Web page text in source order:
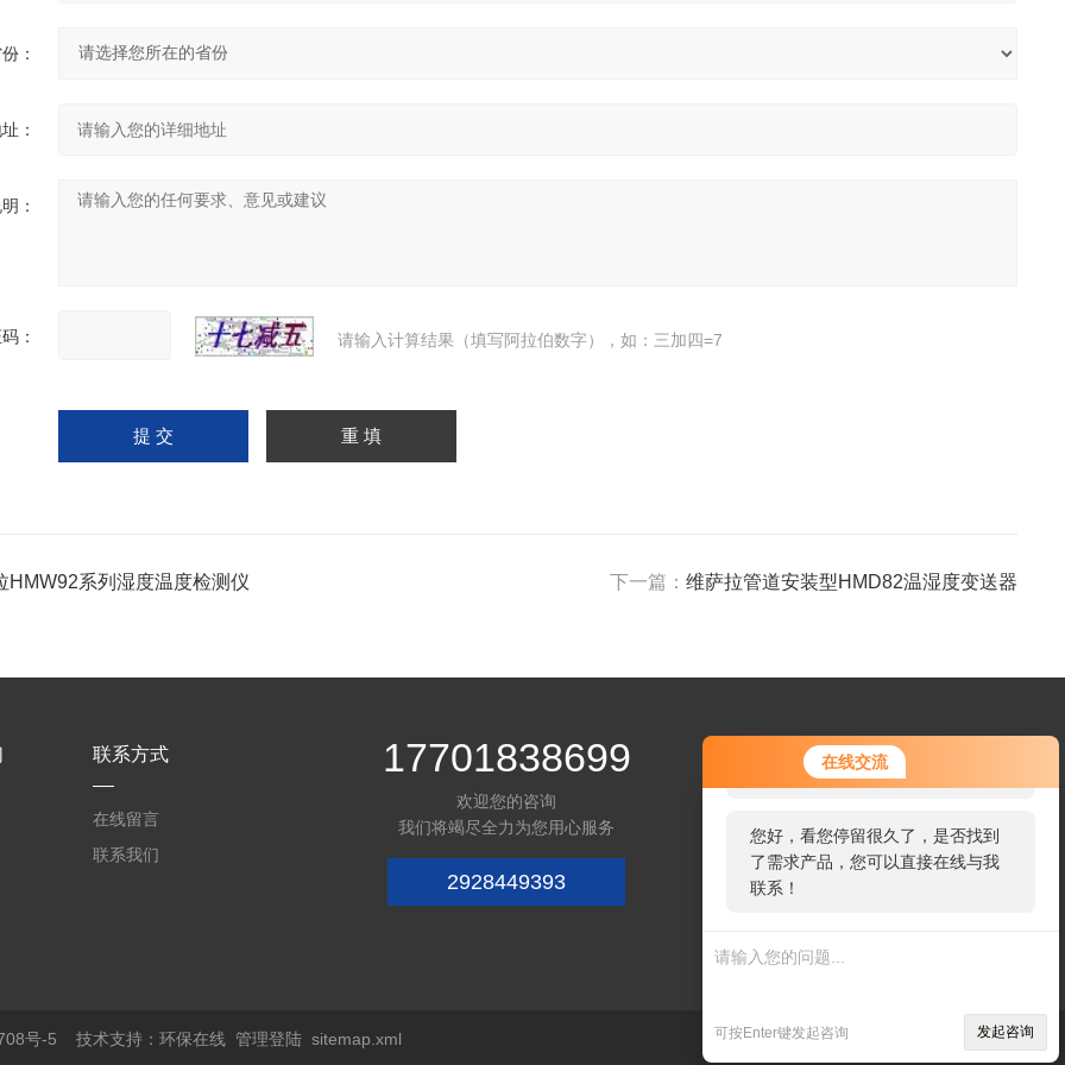
在线交流
您好！欢迎前来咨询，很高兴为您
服务，请问您要咨询什么问题呢？
您好，看您停留很久了，是否找到
了需求产品，您可以直接在线与我
联系！
可按Enter键发起咨询 发起咨询
：
：
：
： 请输入计算结果（填写阿拉伯数字），如：三加四=7
HMW92系列湿度温度检测仪 下一篇： 维萨拉管道安装型HMD82温湿度变送器
联系方式
在线留言
联系我们
17701838699
欢迎您的咨询
我们将竭尽全力为您用心服务
2928449393
号-5 技术支持：环保在线 管理登陆 sitemap.xml